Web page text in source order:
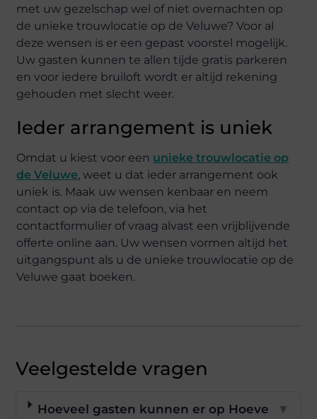
met uw gezelschap wel of niet overnachten op
de unieke trouwlocatie op de Veluwe? Voor al
deze wensen is er een gepast voorstel mogelijk.
Uw gasten kunnen te allen tijde gratis parkeren
en voor iedere bruiloft wordt er altijd rekening
gehouden met slecht weer.
Ieder arrangement is uniek
Omdat u kiest voor een unieke trouwlocatie op
de Veluwe, weet u dat ieder arrangement ook
uniek is. Maak uw wensen kenbaar en neem
contact op via de telefoon, via het
contactformulier of vraag alvast een vrijblijvende
offerte online aan. Uw wensen vormen altijd het
uitgangspunt als u de unieke trouwlocatie op de
Veluwe gaat boeken.
Veelgestelde vragen
Hoeveel gasten kunnen er op Hoeve
▼